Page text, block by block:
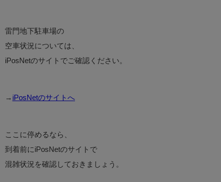
雷門地下駐車場の
空車状況については、
iPosNetのサイトでご確認ください。
→ iPosNetのサイトへ
ここに停めるなら、
到着前にiPosNetのサイトで
混雑状況を確認しておきましょう。